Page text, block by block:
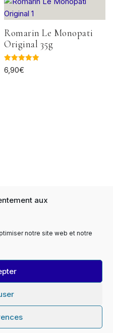
aux
notre site web et notre
Romarin Le Monopati
Original 35g
Note
5.00
6,90€
légales